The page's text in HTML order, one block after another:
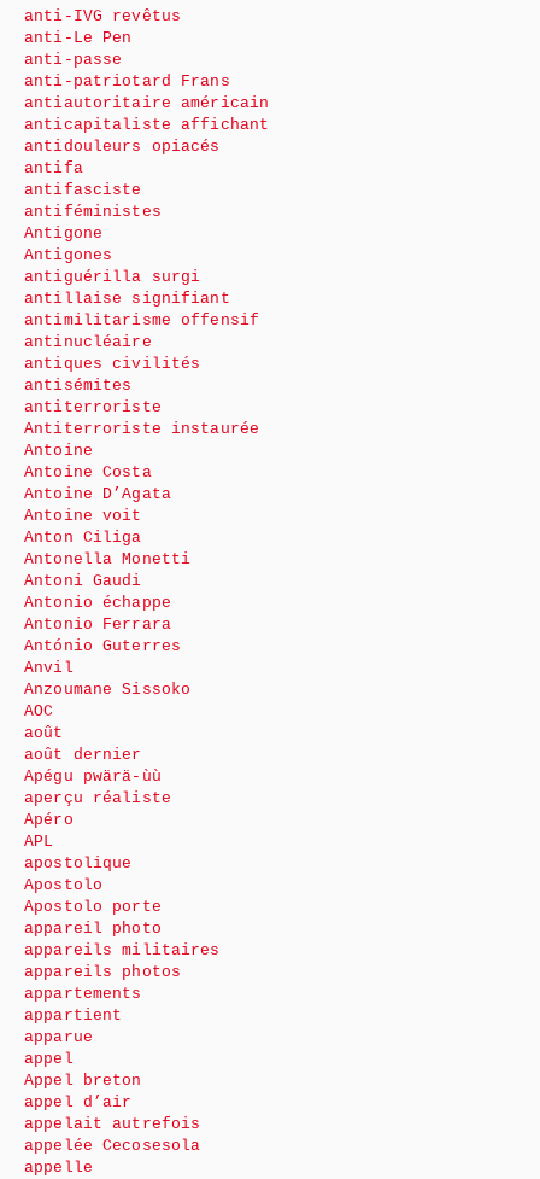
anti-IVG revêtus
anti-Le Pen
anti-passe
anti-patriotard Frans
antiautoritaire américain
anticapitaliste affichant
antidouleurs opiacés
antifa
antifasciste
antiféministes
Antigone
Antigones
antiguérilla surgi
antillaise signifiant
antimilitarisme offensif
antinucléaire
antiques civilités
antisémites
antiterroriste
Antiterroriste instaurée
Antoine
Antoine Costa
Antoine D’Agata
Antoine voit
Anton Ciliga
Antonella Monetti
Antoni Gaudi
Antonio échappe
Antonio Ferrara
António Guterres
Anvil
Anzoumane Sissoko
AOC
août
août dernier
Apégu pwärä-ùù
aperçu réaliste
Apéro
APL
apostolique
Apostolo
Apostolo porte
appareil photo
appareils militaires
appareils photos
appartements
appartient
apparue
appel
Appel breton
appel d’air
appelait autrefois
appelée Cecosesola
appelle